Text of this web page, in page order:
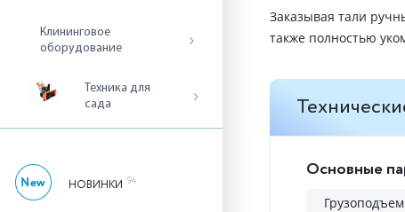
Клининговое
оборудование
Техника для
сада
НОВИНКИ 94
Заказывая тали
также полностью
Основные